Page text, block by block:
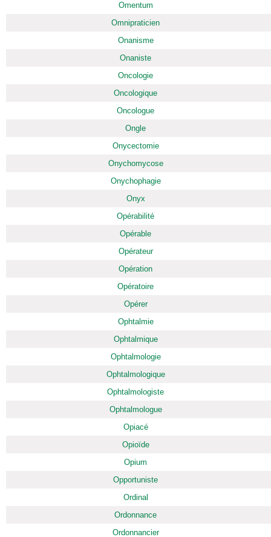
Omentum
Omnipraticien
Onanisme
Onaniste
Oncologie
Oncologique
Oncologue
Ongle
Onycectomie
Onychomycose
Onychophagie
Onyx
Opérabilité
Opérable
Opérateur
Opération
Opératoire
Opérer
Ophtalmie
Ophtalmique
Ophtalmologie
Ophtalmologique
Ophtalmologiste
Ophtalmologue
Opiacé
Opioïde
Opium
Opportuniste
Ordinal
Ordonnance
Ordonnancier